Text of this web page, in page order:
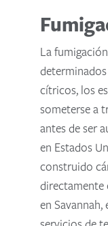
La
cítricos, los
someterse a
antes de ser
en Estados
construido
directamente
en